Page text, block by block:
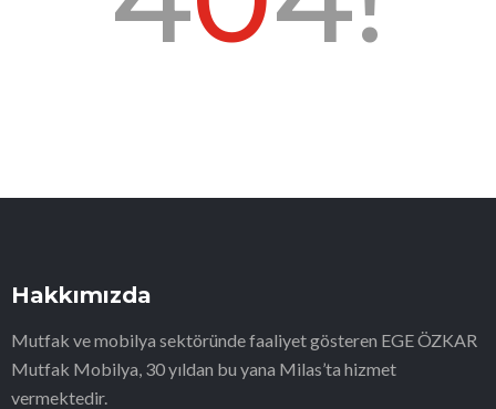
Hakkımızda
Mutfak ve mobilya sektöründe faaliyet gösteren EGE ÖZKAR
Mutfak Mobilya, 30 yıldan bu yana Milas’ta hizmet
vermektedir.